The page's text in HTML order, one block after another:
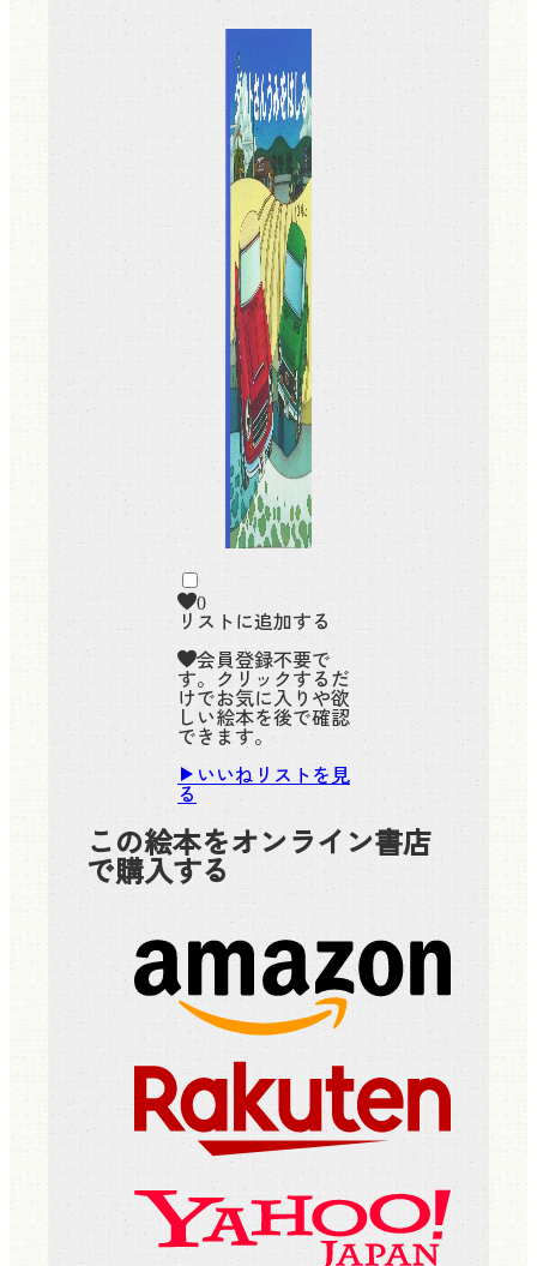
0
リストに追加する
会員登録不要で
す。クリックするだ
けでお気に入りや欲
しい絵本を後で確認
できます。
いいねリストを見
る
この絵本をオンライン書店
で購入する